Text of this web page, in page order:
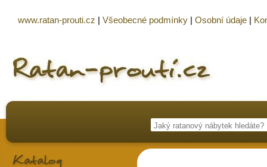
www.ratan-prouti.cz | Všeobecné podmínky | Osobní údaje |